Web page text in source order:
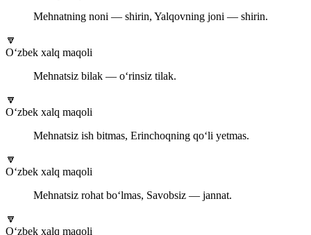
Mehnatning noni — shirin, Yalqovning joni — shirin.
🔽
O‘zbek xalq maqoli
Mehnatsiz bilak — o‘rinsiz tilak.
🔽
O‘zbek xalq maqoli
Mehnatsiz ish bitmas, Erinchoqning qo‘li yetmas.
🔽
O‘zbek xalq maqoli
Mehnatsiz rohat bo‘lmas, Savobsiz — jannat.
🔽
O‘zbek xalq maqoli